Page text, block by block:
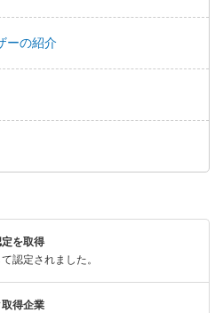
ーの紹介
定を取得
認定されました。
得企業